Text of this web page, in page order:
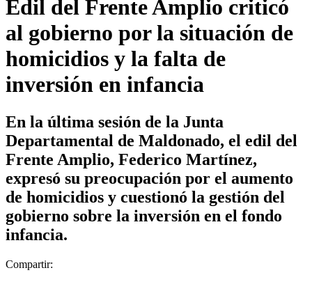
Edil del Frente Amplio criticó
al gobierno por la situación de
homicidios y la falta de
inversión en infancia
En la última sesión de la Junta
Departamental de Maldonado, el edil del
Frente Amplio, Federico Martínez,
expresó su preocupación por el aumento
de homicidios y cuestionó la gestión del
gobierno sobre la inversión en el fondo
infancia.
Compartir: